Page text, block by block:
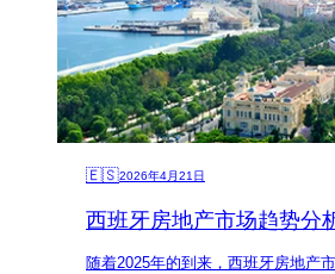
🇪🇸2026年4月21日
西班牙房地产市场趋势分
随着2025年的到来，西班牙房地产